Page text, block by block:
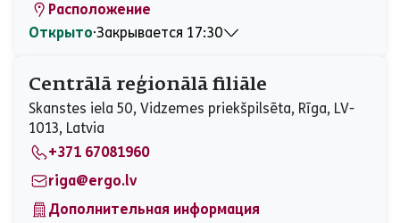
Расположение
Открыто⋅Закрывается 17:30
Вторник
08:30 - 17:30
Среда
08:30 - 17:30
Четверг
08:30 - 17:30
Пятница
Суббота
Закрыто
Воскресенье
Centrālā reģionālā filiāle
Skanstes iela 50, Vidzemes priekšpilsēta, Rīga, LV-
1013, Latvia
+371 67081960
riga@ergo.lv
Дополнительная информация